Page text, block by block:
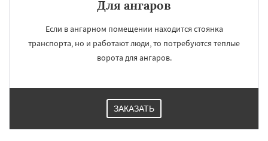
Для ангаров
Если в ангарном помещении находится стоянка
транспорта, но и работают люди, то потребуются теплые
ворота для ангаров.
ЗАКАЗАТЬ